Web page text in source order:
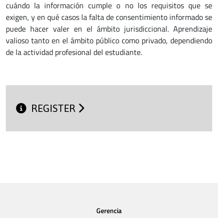
cuándo la información cumple o no los requisitos que se
exigen, y en qué casos la falta de consentimiento informado se
puede hacer valer en el ámbito jurisdiccional. Aprendizaje
valioso tanto en el ámbito público como privado, dependiendo
de la actividad profesional del estudiante.
REGISTER
Gerencia